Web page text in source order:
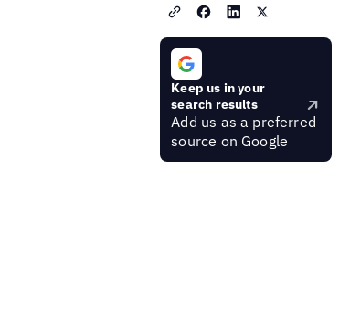
Keep us in your
search results
Add us as a preferred
source on Google